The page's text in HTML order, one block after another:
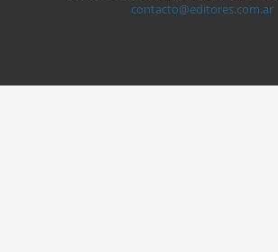
contacto@editores.com.ar